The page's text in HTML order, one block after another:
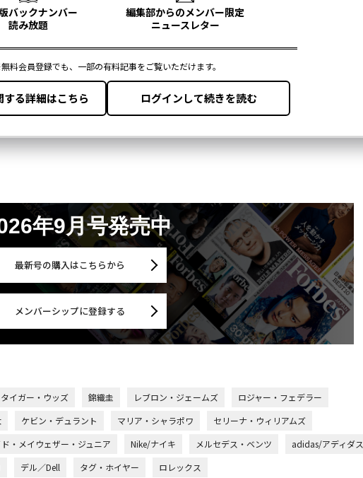
年9月号発売中
最新号の購入はこちらから
メンバーシップに登録する
タイガー・ウッズ 錦織圭 レブロン・ジェームズ
ロジャー・フェデラー
ケビン・デュラント マリア・シャラポワ
セリーナ・ウィリアムズ
・メイウェザー・ジュニア Nike/ナイキ メルセデス・ベンツ
adidas/アディダス
デル／Dell タグ・ホイヤー ロレックス